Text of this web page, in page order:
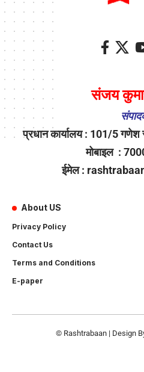
संजय
प्रधान कार्यालय : 101/5 गणेश
मोबाइल :
ईमेल :
About US
Privacy Policy
Contact Us
Terms and Conditions
E-paper
© Rashtrabaan | Design